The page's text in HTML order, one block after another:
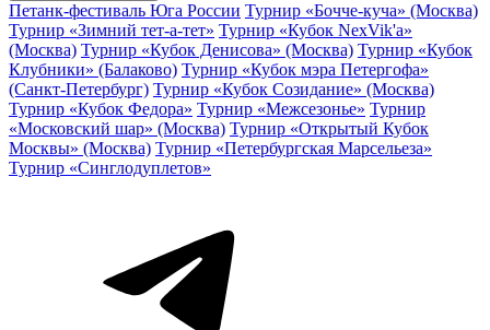
Петанк-фестиваль Юга России Турнир «Бочче-куча» (Москва)
Турнир «Зимний тет-а-тет» Турнир «Кубок NexVik'a»
(Москва) Турнир «Кубок Денисова» (Москва) Турнир «Кубок
Клубники» (Балаково) Турнир «Кубок мэра Петергофа»
(Санкт-Петербург) Турнир «Кубок Созидание» (Москва)
Турнир «Кубок Федора» Турнир «Межсезонье» Турнир
«Московский шар» (Москва) Турнир «Открытый Кубок
Москвы» (Москва) Турнир «Петербургская Марсельеза»
Турнир «Синглодуплетов»